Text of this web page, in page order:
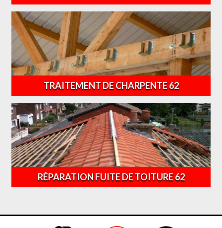
TRAITEMENT DE CHARPENTE 62
RÉPARATION FUITE DE TOITURE 62